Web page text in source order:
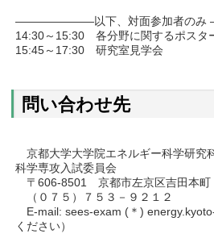
———————以下、対面参加者
14:30～15:30 各分野に関するポスタ
15:45～17:30 研究室見学会
問い合わせ先
京都大学大学院エネルギー科学研究
科学専攻入試委員会
〒606-8501 京都市左京区吉田本町
（０７５）７５３－９２１２
E-mail: sees-exam (＊)
ください）